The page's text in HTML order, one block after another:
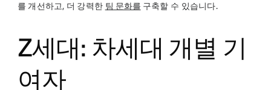
를 개선하고, 더 강력한 팀 문화를 구축할 수 있습니다.
Z세대: 차세대 개별 기
여자